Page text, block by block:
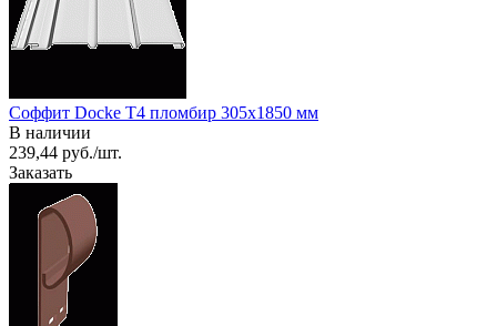
Соффит Docke T4 пломбир 305х1850 мм
В наличии
239,44 руб./шт.
Заказать